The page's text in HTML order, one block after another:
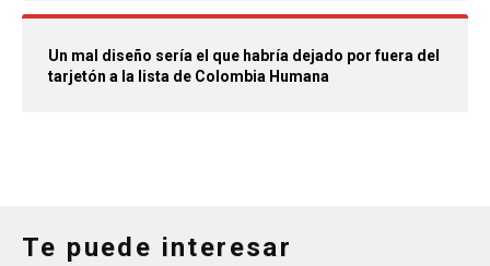
Un mal diseño sería el que habría dejado por fuera del
tarjetón a la lista de Colombia Humana
Te puede interesar